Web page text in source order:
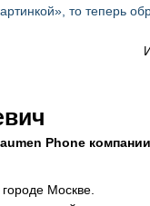
то теперь
Phone компании
Москве.